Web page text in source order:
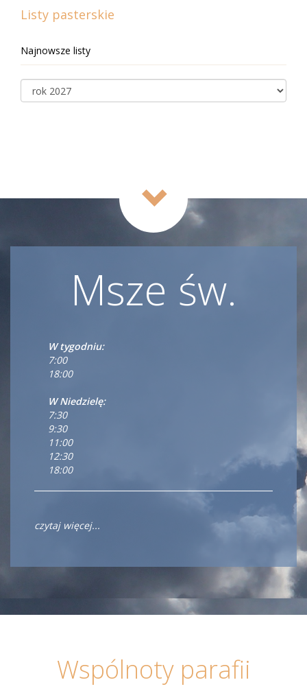
Listy pasterskie
Najnowsze listy
Msze św.
W tygodniu:
7:00
18:00
W Niedzielę:
7:30
9:30
11:00
12:30
18:00
czytaj więcej...
Wspólnoty parafii